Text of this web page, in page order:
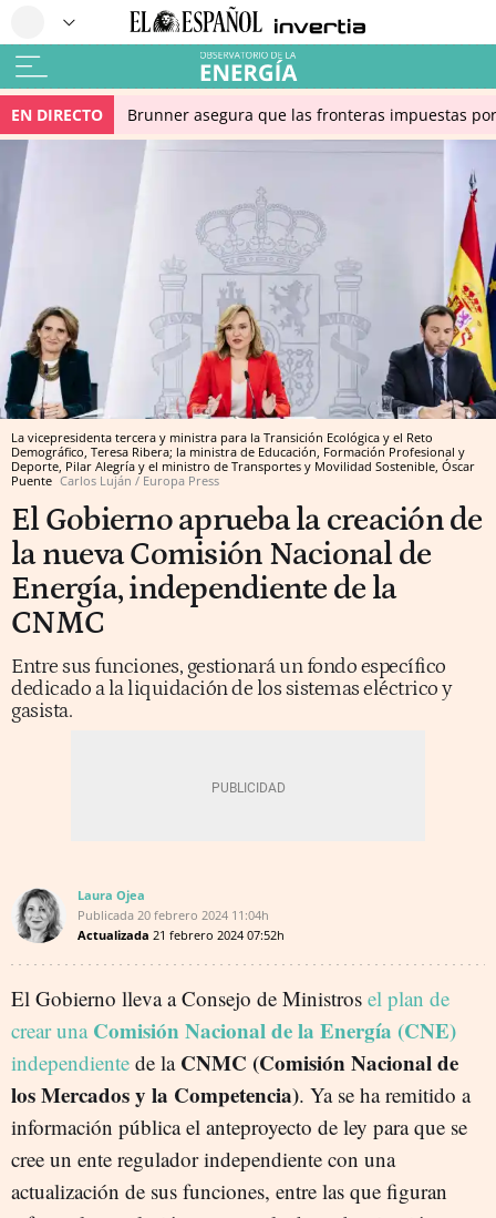
EN DIRECTO Brunner asegura que las fronteras impuestas
La vicepresidenta tercera y ministra para la Transición Ecológica y el Reto
Demográfico, Teresa Ribera; la ministra de Educación, Formación Profesional y
Deporte, Pilar Alegría y el ministro de Transportes y Movilidad Sostenible, Óscar
Puente Carlos Luján / Europa Press
El Gobierno aprueba la creación de
la nueva Comisión Nacional de
Energía, independiente de la
CNMC
Entre sus funciones, gestionará un fondo específico
dedicado a la liquidación de los sistemas eléctrico y
gasista.
Laura Ojea
Publicada 20 febrero 2024 11:04h
Actualizada 21 febrero 2024 07:52h
El Gobierno lleva a Consejo de Ministros el plan de
crear una Comisión Nacional de la Energía (CNE)
independiente de la CNMC (Comisión Nacional de
los Mercados y la Competencia). Ya se ha remitido a
información pública el anteproyecto de ley para que se
cree un ente regulador independiente con una
actualización de sus funciones, entre las que figuran